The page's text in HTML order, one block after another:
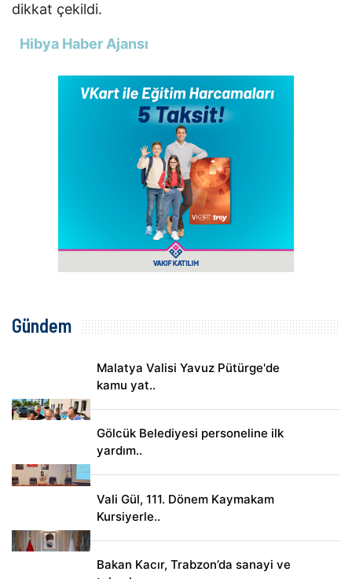
dikkat çekildi.
Hibya Haber Ajansı
Gündem
Malatya Valisi Yavuz Pütürge'de
kamu yat..
Gölcük Belediyesi personeline ilk
yardım..
Vali Gül, 111. Dönem Kaymakam
Kursiyerle..
Bakan Kacır, Trabzon’da sanayi ve